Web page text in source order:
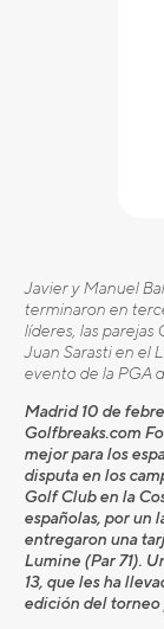
Javier y Manuel
terminaron en
líderes, las parejas
Juan Sarasti en el
evento de la PGA
Madrid 10 de
Golfbreaks.com
mejor para los
disputa en los
Golf Club en la
españolas, por un
entregaron una
Lumine (Par 71).
13, que les ha
edición del torneo